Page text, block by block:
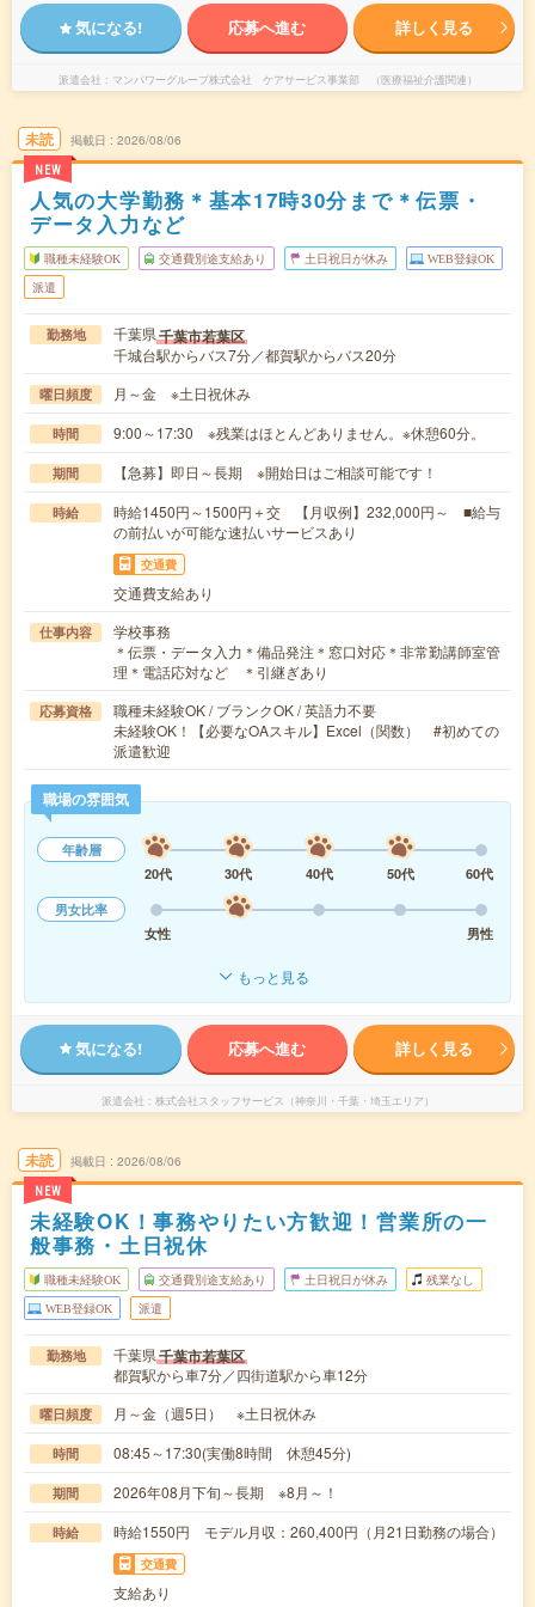
気になる! 応募へ進む 詳しく見る
派遣会社 マンパワーグループ株式会社 ケアサービス事業部 （医療福祉介護関連）
未読
NEW
掲載日 2026/08/06
人気の大学勤務＊基本17時30分まで＊伝票・
データ入力など
職種未経験OK 交通費別途支給あり 土日祝日が休み WEB登録OK
派遣
勤務地 千葉県千葉市若葉区
千城台駅からバス7分／都賀駅からバス20分
曜日頻度 月～金 ※土日祝休み
時間 9:00～17:30 ※残業はほとんどありません。※休憩60分。
期間 【急募】即日～長期 ※開始日はご相談可能です！
時給
時給1450円～1500円＋交 【月収例】232,000円～ ■給与
の前払いが可能な速払いサービスあり
交通費
交通費支給あり
仕事内容
学校事務
＊伝票・データ入力＊備品発注＊窓口対応＊非常勤講師室管
理＊電話応対など ＊引継ぎあり
応募資格
職種未経験OK / ブランクOK / 英語力不要
未経験OK！【必要なOAスキル】Excel（関数） #初めての
派遣歓迎
職場の雰囲気
年齢層
20代
30代 40代 50代
60代
男女比率
女性
男性
もっと見る
気になる! 応募へ進む 詳しく見る
派遣会社 株式会社スタッフサービス（神奈川・千葉・埼玉エリア）
未読
NEW
掲載日 2026/08/06
未経験OK！事務やりたい方歓迎！営業所の一
般事務・土日祝休
職種未経験OK 交通費別途支給あり 土日祝日が休み 残業なし
WEB登録OK 派遣
勤務地 千葉県千葉市若葉区
都賀駅から車7分／四街道駅から車12分
曜日頻度 月～金（週5日） ※土日祝休み
時間 08:45～17:30(実働8時間 休憩45分)
期間 2026年08月下旬～長期 ※8月～！
時給 時給1550円 モデル月収：260,400円（月21日勤務の場合）
交通費
支給あり